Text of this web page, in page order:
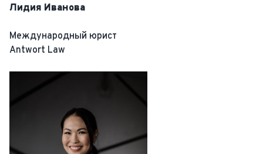
Лидия Иванова
Международный юрист
Antwort Law